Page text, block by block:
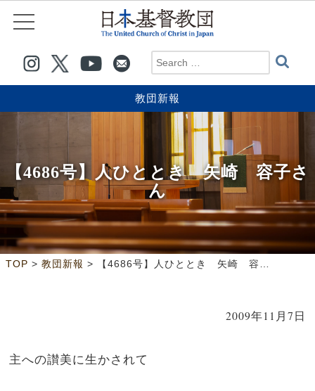
教団新報
【4686号】人ひととき 矢崎 容子さ
ん
TOP > 教団新報 > 【4686号】人ひととき 矢崎 容子さん
2009年11月7日
主への讃美に生かされて